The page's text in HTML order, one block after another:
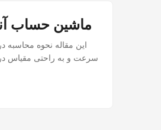
ماشین حساب
این مقاله نحوه محاسبه
سرعت و به راحتی مقیاس